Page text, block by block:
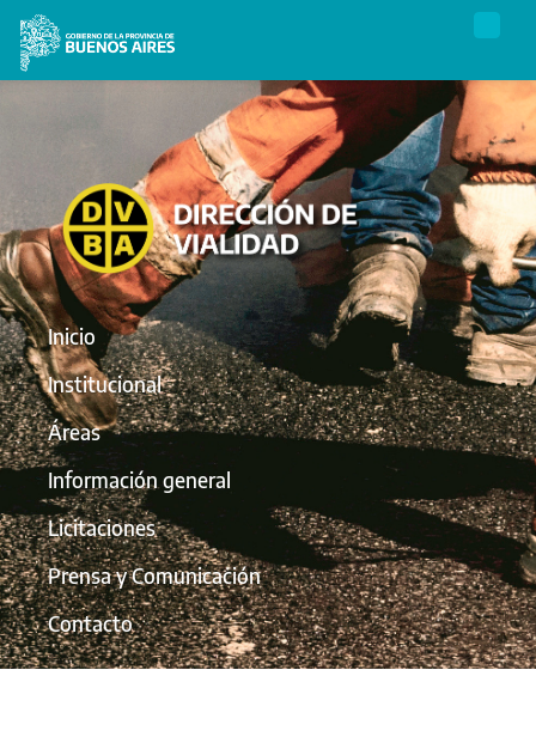
Inicio
Institucional
Áreas
Información general
Licitaciones
Prensa y Comunicación
Contacto